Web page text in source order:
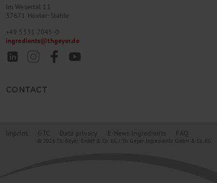
Im Wesertal 11
37671 Höxter-Stahle
+49 5531 7045-0
ingredients@thgeyer.de
CONTACT
Imprint GTC Data privacy E-News Ingredients FAQ
© 2026 Th. Geyer GmbH & Co. KG / Th. Geyer Ingredients GmbH & Co. KG